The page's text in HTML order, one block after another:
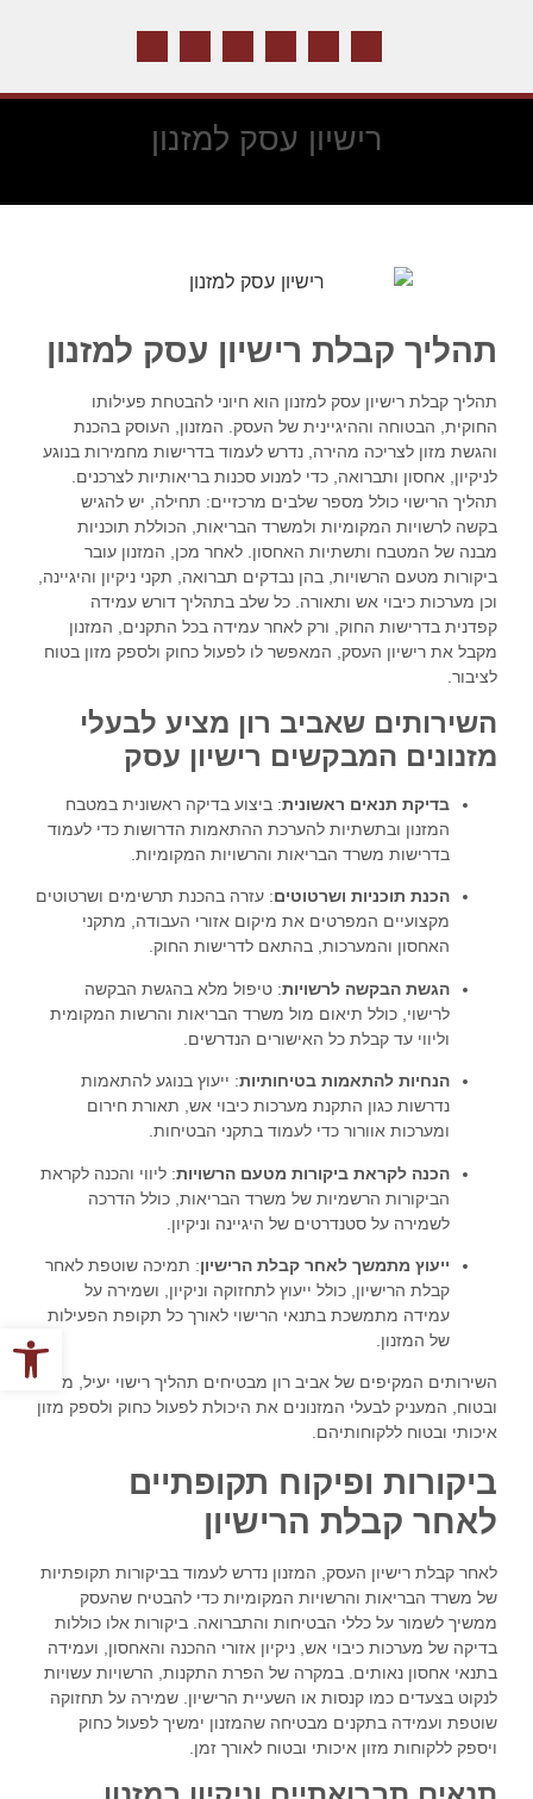
רישיון עסק למזנון
תהליך קבלת רישיון עסק למזנון
תהליך קבלת רישיון עסק למזנון הוא חיוני להבטחת פעילותו
החוקית, הבטוחה וההיגיינית של העסק. המזנון, העוסק בהכנת
והגשת מזון לצריכה מהירה, נדרש לעמוד בדרישות מחמירות בנוגע
לניקיון, אחסון ותברואה, כדי למנוע סכנות בריאותיות לצרכנים.
תהליך הרישוי כולל מספר שלבים מרכזיים: תחילה, יש להגיש
בקשה לרשויות המקומיות ולמשרד הבריאות, הכוללת תוכניות
מבנה של המטבח ותשתיות האחסון. לאחר מכן, המזנון עובר
ביקורות מטעם הרשויות, בהן נבדקים תברואה, תקני ניקיון והיגיינה,
וכן מערכות כיבוי אש ותאורה. כל שלב בתהליך דורש עמידה
קפדנית בדרישות החוק, ורק לאחר עמידה בכל התקנים, המזנון
מקבל את רישיון העסק, המאפשר לו לפעול כחוק ולספק מזון בטוח
לציבור.
השירותים שאביב רון מציע לבעלי
מזנונים המבקשים רישיון עסק
בדיקת תנאים ראשונית: ביצוע בדיקה ראשונית במטבח
המזנון ובתשתיות להערכת ההתאמות הדרושות כדי לעמוד
בדרישות משרד הבריאות והרשויות המקומיות.
הכנת תוכניות ושרטוטים: עזרה בהכנת תרשימים ושרטוטים
מקצועיים המפרטים את מיקום אזורי העבודה, מתקני
האחסון והמערכות, בהתאם לדרישות החוק.
הגשת הבקשה לרשויות: טיפול מלא בהגשת הבקשה
לרישוי, כולל תיאום מול משרד הבריאות והרשות המקומית
וליווי עד קבלת כל האישורים הנדרשים.
הנחיות להתאמות בטיחותיות: ייעוץ בנוגע להתאמות
נדרשות כגון התקנת מערכות כיבוי אש, תאורת חירום
ומערכות אוורור כדי לעמוד בתקני הבטיחות.
הכנה לקראת ביקורות מטעם הרשויות: ליווי והכנה לקראת
הביקורות הרשמיות של משרד הבריאות, כולל הדרכה
לשמירה על סטנדרטים של היגיינה וניקיון.
ייעוץ מתמשך לאחר קבלת הרישיון: תמיכה שוטפת לאחר
קבלת הרישיון, כולל ייעוץ לתחזוקה וניקיון, ושמירה על
עמידה מתמשכת בתנאי הרישוי לאורך כל תקופת הפעילות
של המזנון.
השירותים המקיפים של אביב רון מבטיחים תהליך רישוי יעיל, מהיר
ובטוח, המעניק לבעלי המזנונים את היכולת לפעול כחוק ולספק מזון
איכותי ובטוח ללקוחותיהם.
ביקורות ופיקוח תקופתיים
לאחר קבלת הרישיון
לאחר קבלת רישיון העסק, המזנון נדרש לעמוד בביקורות תקופתיות
של משרד הבריאות והרשויות המקומיות כדי להבטיח שהעסק
ממשיך לשמור על כללי הבטיחות והתברואה. ביקורות אלו כוללות
בדיקה של מערכות כיבוי אש, ניקיון אזורי ההכנה והאחסון, ועמידה
בתנאי אחסון נאותים. במקרה של הפרת התקנות, הרשויות עשויות
לנקוט בצעדים כמו קנסות או השעיית הרישיון. שמירה על תחזוקה
שוטפת ועמידה בתקנים מבטיחה שהמזנון ימשיך לפעול כחוק
ויספק ללקוחות מזון איכותי ובטוח לאורך זמן.
פתח